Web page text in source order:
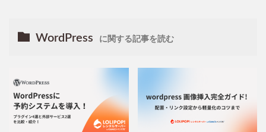
WordPress に関する記事を読む